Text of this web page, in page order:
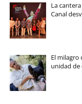
La
Canal
El milagro
unidad de